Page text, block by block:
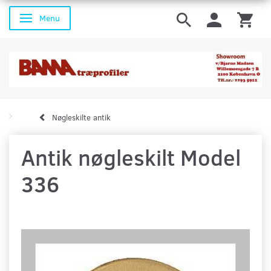
Skifte navigation
Menu
Nøgleskilte antik
Antik nøgleskilt Model
336